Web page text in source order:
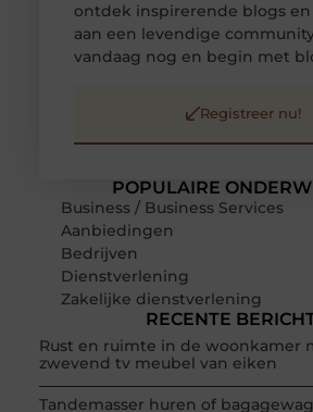
POPULAIRE
Business / Business Services
Aanbiedingen
Bedrijven
Dienstverlening
Zakelijke dienstverlening
RECENTE
Rust en ruimte in de woonkamer
zwevend tv meubel van eiken
Tandemasser huren of
ontdek inspirerende blogs
aan een levendige
vandaag nog en begin met
Registreer nu!